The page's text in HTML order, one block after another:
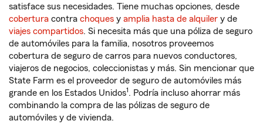
satisface sus necesidades. Tiene muchas opciones, desde
cobertura contra choques y amplia hasta de alquiler y de
viajes compartidos. Si necesita más que una póliza de seguro
de automóviles para la familia, nosotros proveemos
cobertura de seguro de carros para nuevos conductores,
viajeros de negocios, coleccionistas y más. Sin mencionar que
State Farm es el proveedor de seguro de automóviles más
grande en los Estados Unidos1 . Podría incluso ahorrar más
combinando la compra de las pólizas de seguro de
automóviles y de vivienda.